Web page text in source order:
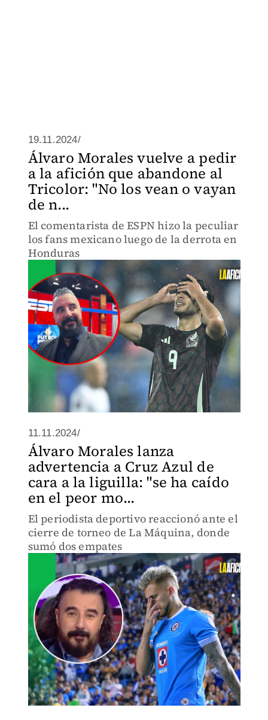
19.11.2024/
Álvaro Morales vuelve a pedir
a la afición que abandone al
Tricolor: "No los vean o vayan
de n...
El comentarista de ESPN hizo la peculiar
los fans mexicano luego de la derrota en
Honduras
11.11.2024/
Álvaro Morales lanza
advertencia a Cruz Azul de
cara a la liguilla: "se ha caído
en el peor mo...
El periodista deportivo reaccionó ante el
cierre de torneo de La Máquina, donde
sumó dos empates